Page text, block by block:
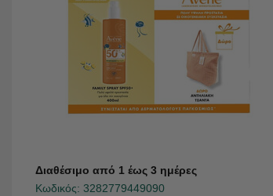
Διαθέσιμο από 1 έως 3 ημέρες
Κωδικός: 3282779449090